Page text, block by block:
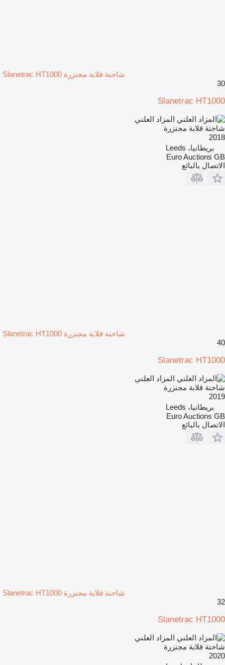
شاحنة قلابة مجنزرة Slanetrac HT1000
30
Slanetrac HT1000
المزاد العلني
شاحنة قلابة مجنزرة
2018
بريطانيا، Leeds
Euro Auctions GB
الاتصال بالبائع
شاحنة قلابة مجنزرة Slanetrac HT1000
40
Slanetrac HT1000
المزاد العلني
شاحنة قلابة مجنزرة
2019
بريطانيا، Leeds
Euro Auctions GB
الاتصال بالبائع
شاحنة قلابة مجنزرة Slanetrac HT1000
32
Slanetrac HT1000
المزاد العلني
شاحنة قلابة مجنزرة
2020